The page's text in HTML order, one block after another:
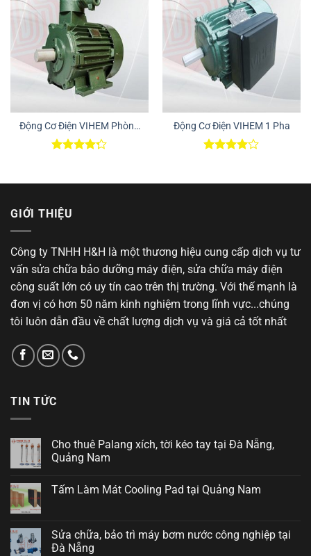
Động Cơ Điện VIHEM Phòng
Nổ
5 sao
Động Cơ Điện VIHEM 1 Pha
4.005
GIỚI THIỆU
Công ty TNHH H&H là một thương hiệu cung cấp dịch vụ tư
vấn sửa chữa bảo dưỡng máy điện, sửa chữa máy điện
công suất lớn có uy tín cao trên thị trường. Với thế mạnh là
đơn vị có hơn 50 năm kinh nghiệm trong lĩnh vực...chúng
tôi luôn dẫn đầu về chất lượng dịch vụ và giá cả tốt nhất
TIN TỨC
Cho thuê Palang xích, tời kéo tay tại Đà Nẵng,
Quảng Nam
Tấm Làm Mát Cooling Pad tại Quảng Nam
Sửa chữa, bảo trì máy bơm nước công nghiệp tại
Đà Nẵng